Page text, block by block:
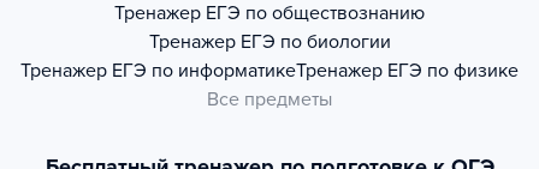
Тренажер ЕГЭ по обществознанию
Тренажер ЕГЭ по биологии
Тренажер ЕГЭ по информатикеТренажер ЕГЭ по физике
Все предметы